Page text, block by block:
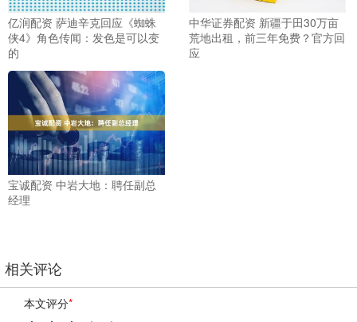
亿润配资 萨迪辛克回应《蜘蛛
侠4》角色传闻：发色是可以变
的
中华证券配资 新疆于田30万亩
荒地出租，前三年免费？官方回
应
宝诚配资 中岩大地：聘任副总
经理
相关评论
本文评分*